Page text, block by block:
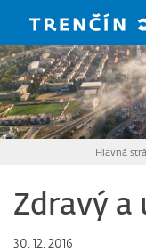
Hlavná
Zdravý a
30. 12. 2016